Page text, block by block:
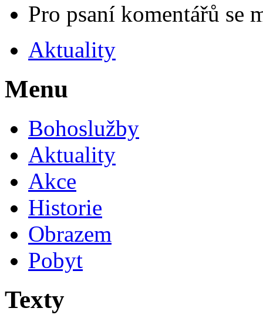
Pro psaní komentářů se
Aktuality
Menu
Bohoslužby
Aktuality
Akce
Historie
Obrazem
Pobyt
Texty